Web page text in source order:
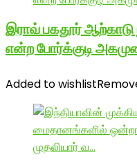
இராவ் பகதூர் ஆற்காடு
என்ற போர்க்குடி
Added to wishlist